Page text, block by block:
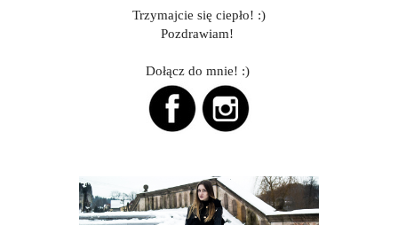
Trzymajcie się ciepło! :)
Pozdrawiam!
Dołącz do mnie! :)